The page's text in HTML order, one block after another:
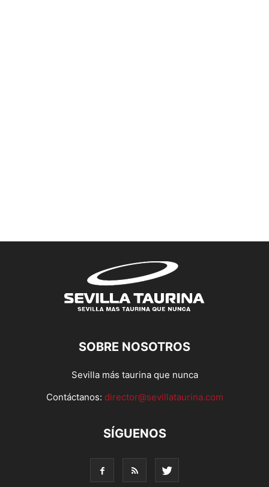
SOBRE NOSOTROS
Sevilla más taurina que nunca
Contáctanos: director@sevillataurina.com
SÍGUENOS